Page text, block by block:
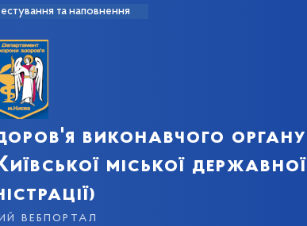
та наповнення
виконавчого органу
міської державної
вебпортал